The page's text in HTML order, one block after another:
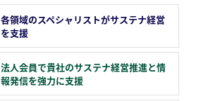
各領域のスペシャリストがサステナ経営
を支援
法人会員で貴社のサステナ経営推進と情
報発信を強力に支援